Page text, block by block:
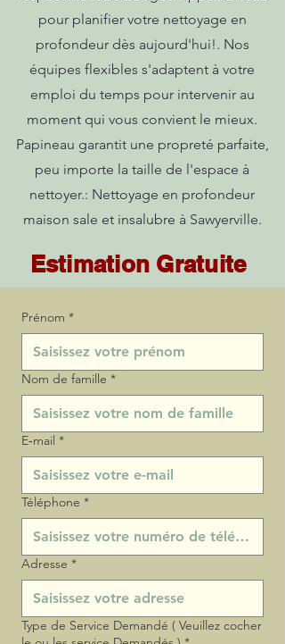
pour planifier votre nettoyage en
profondeur dès aujourd'hui!. Nos
équipes flexibles s'adaptent à votre
emploi du temps pour intervenir au
moment qui vous convient le mieux.
Papineau garantit une propreté parfaite,
peu importe la taille de l'espace à
nettoyer.: Nettoyage en profondeur
maison sale et insalubre à Sawyerville.
Estimation Gratuite
Prénom *
Nom de famille *
E‑mail *
Téléphone *
Adresse *
Type de Service Demandé ( Veuillez cocher